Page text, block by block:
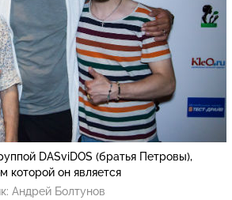
DASviDOS (братья Петровы),
которой он является
Андрей Болтунов